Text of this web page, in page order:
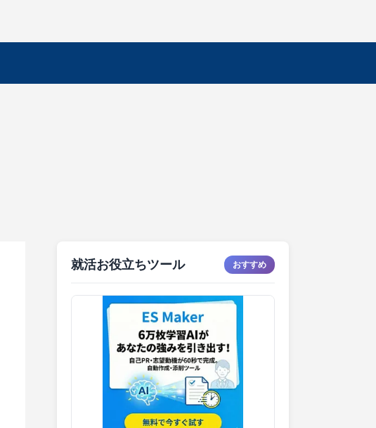
就活お役立ちツール おすすめ